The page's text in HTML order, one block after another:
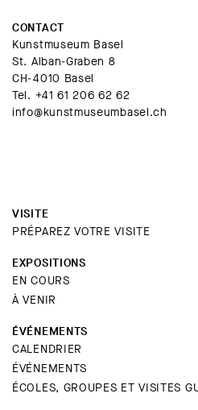
CONTACT
Kunstmuseum Basel
St. Alban-Graben 8
CH-4010 Basel
Tel. +41 61 206 62 62
info@kunstmuseumbasel.ch
VISITE
PRÉPAREZ VOTRE VISITE
EXPOSITIONS
EN COURS
À VENIR
ÉVÉNEMENTS
CALENDRIER
ÉVÉNEMENTS
ÉCOLES, GROUPES ET VISITES